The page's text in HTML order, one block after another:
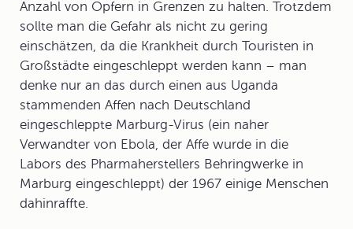
Anzahl von Opfern in Grenzen zu halten. Trotzdem
sollte man die Gefahr als nicht zu gering
einschätzen, da die Krankheit durch Touristen in
Großstädte eingeschleppt werden kann – man
denke nur an das durch einen aus Uganda
stammenden Affen nach Deutschland
eingeschleppte Marburg-Virus (ein naher
Verwandter von Ebola, der Affe wurde in die
Labors des Pharmaherstellers Behringwerke in
Marburg eingeschleppt) der 1967 einige Menschen
dahinraffte.